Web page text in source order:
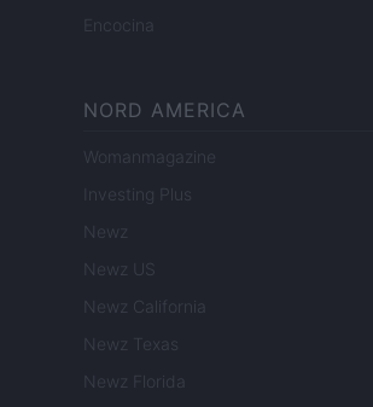
Encocina
NORD AMERICA
Womanmagazine
Investing Plus
Newz
Newz US
Newz California
Newz Texas
Newz Florida